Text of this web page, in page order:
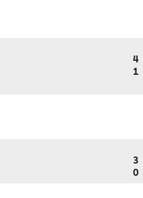
4
1
3
0